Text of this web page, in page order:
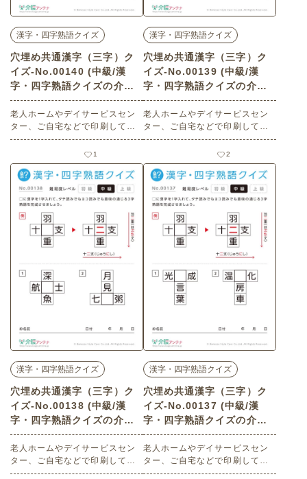
漢字・四字熟語クイズ
穴埋め共通漢字（三字）ク
イズ-No.00140 (中級/漢
字・四字熟語クイズの介護
レク素材)
老人ホームやデイサービスセン
ター、ご自宅などで印刷してお
使いいただける無料の高齢者向
け介護レク素材（漢字・四字熟
語クイズ・中級）です。
1
漢字・四字熟語クイズ
穴埋め共通漢字（三字）ク
イズ-No.00139 (中級/漢
字・四字熟語クイズの介護
レク素材)
老人ホームやデイサービスセン
ター、ご自宅などで印刷してお
使いいただける無料の高齢者向
け介護レク素材（漢字・四字熟
語クイズ・中級）です。
2
漢字・四字熟語クイズ
穴埋め共通漢字（三字）ク
イズ-No.00138 (中級/漢
字・四字熟語クイズの介護
レク素材)
老人ホームやデイサービスセン
ター、ご自宅などで印刷してお
使いいただける無料の高齢者向
漢字・四字熟語クイズ
穴埋め共通漢字（三字）ク
イズ-No.00137 (中級/漢
字・四字熟語クイズの介護
レク素材)
老人ホームやデイサービスセン
ター、ご自宅などで印刷してお
使いいただける無料の高齢者向